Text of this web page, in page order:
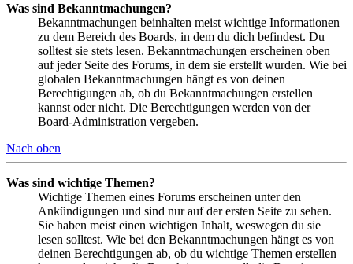
Was sind Bekanntmachungen?
Bekanntmachungen beinhalten meist wichtige Informationen
zu dem Bereich des Boards, in dem du dich befindest. Du
solltest sie stets lesen. Bekanntmachungen erscheinen oben
auf jeder Seite des Forums, in dem sie erstellt wurden. Wie bei
globalen Bekanntmachungen hängt es von deinen
Berechtigungen ab, ob du Bekanntmachungen erstellen
kannst oder nicht. Die Berechtigungen werden von der
Board-Administration vergeben.
Nach oben
Was sind wichtige Themen?
Wichtige Themen eines Forums erscheinen unter den
Ankündigungen und sind nur auf der ersten Seite zu sehen.
Sie haben meist einen wichtigen Inhalt, weswegen du sie
lesen solltest. Wie bei den Bekanntmachungen hängt es von
deinen Berechtigungen ab, ob du wichtige Themen erstellen